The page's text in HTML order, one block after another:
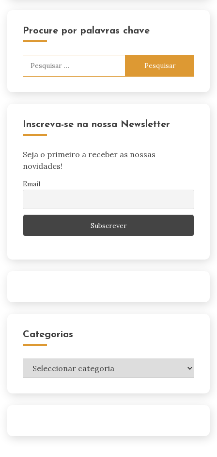
Procure por palavras chave
Inscreva-se na nossa Newsletter
Seja o primeiro a receber as nossas
novidades!
Email
Categorias
Categorias